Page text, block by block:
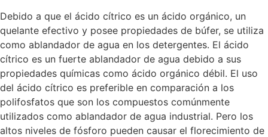
Debido a que el ácido cítrico es un ácido orgánico, un
quelante efectivo y posee propiedades de búfer, se utiliza
como ablandador de agua en los detergentes. El ácido
cítrico es un fuerte ablandador de agua debido a sus
propiedades químicas como ácido orgánico débil. El uso
del ácido cítrico es preferible en comparación a los
polifosfatos que son los compuestos comúnmente
utilizados como ablandador de agua industrial. Pero los
altos niveles de fósforo pueden causar el florecimiento de